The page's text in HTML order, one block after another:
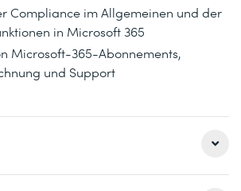
Compliance im Allgemeinen und der
in Microsoft 365
Microsoft-365-Abonnements,
und Support